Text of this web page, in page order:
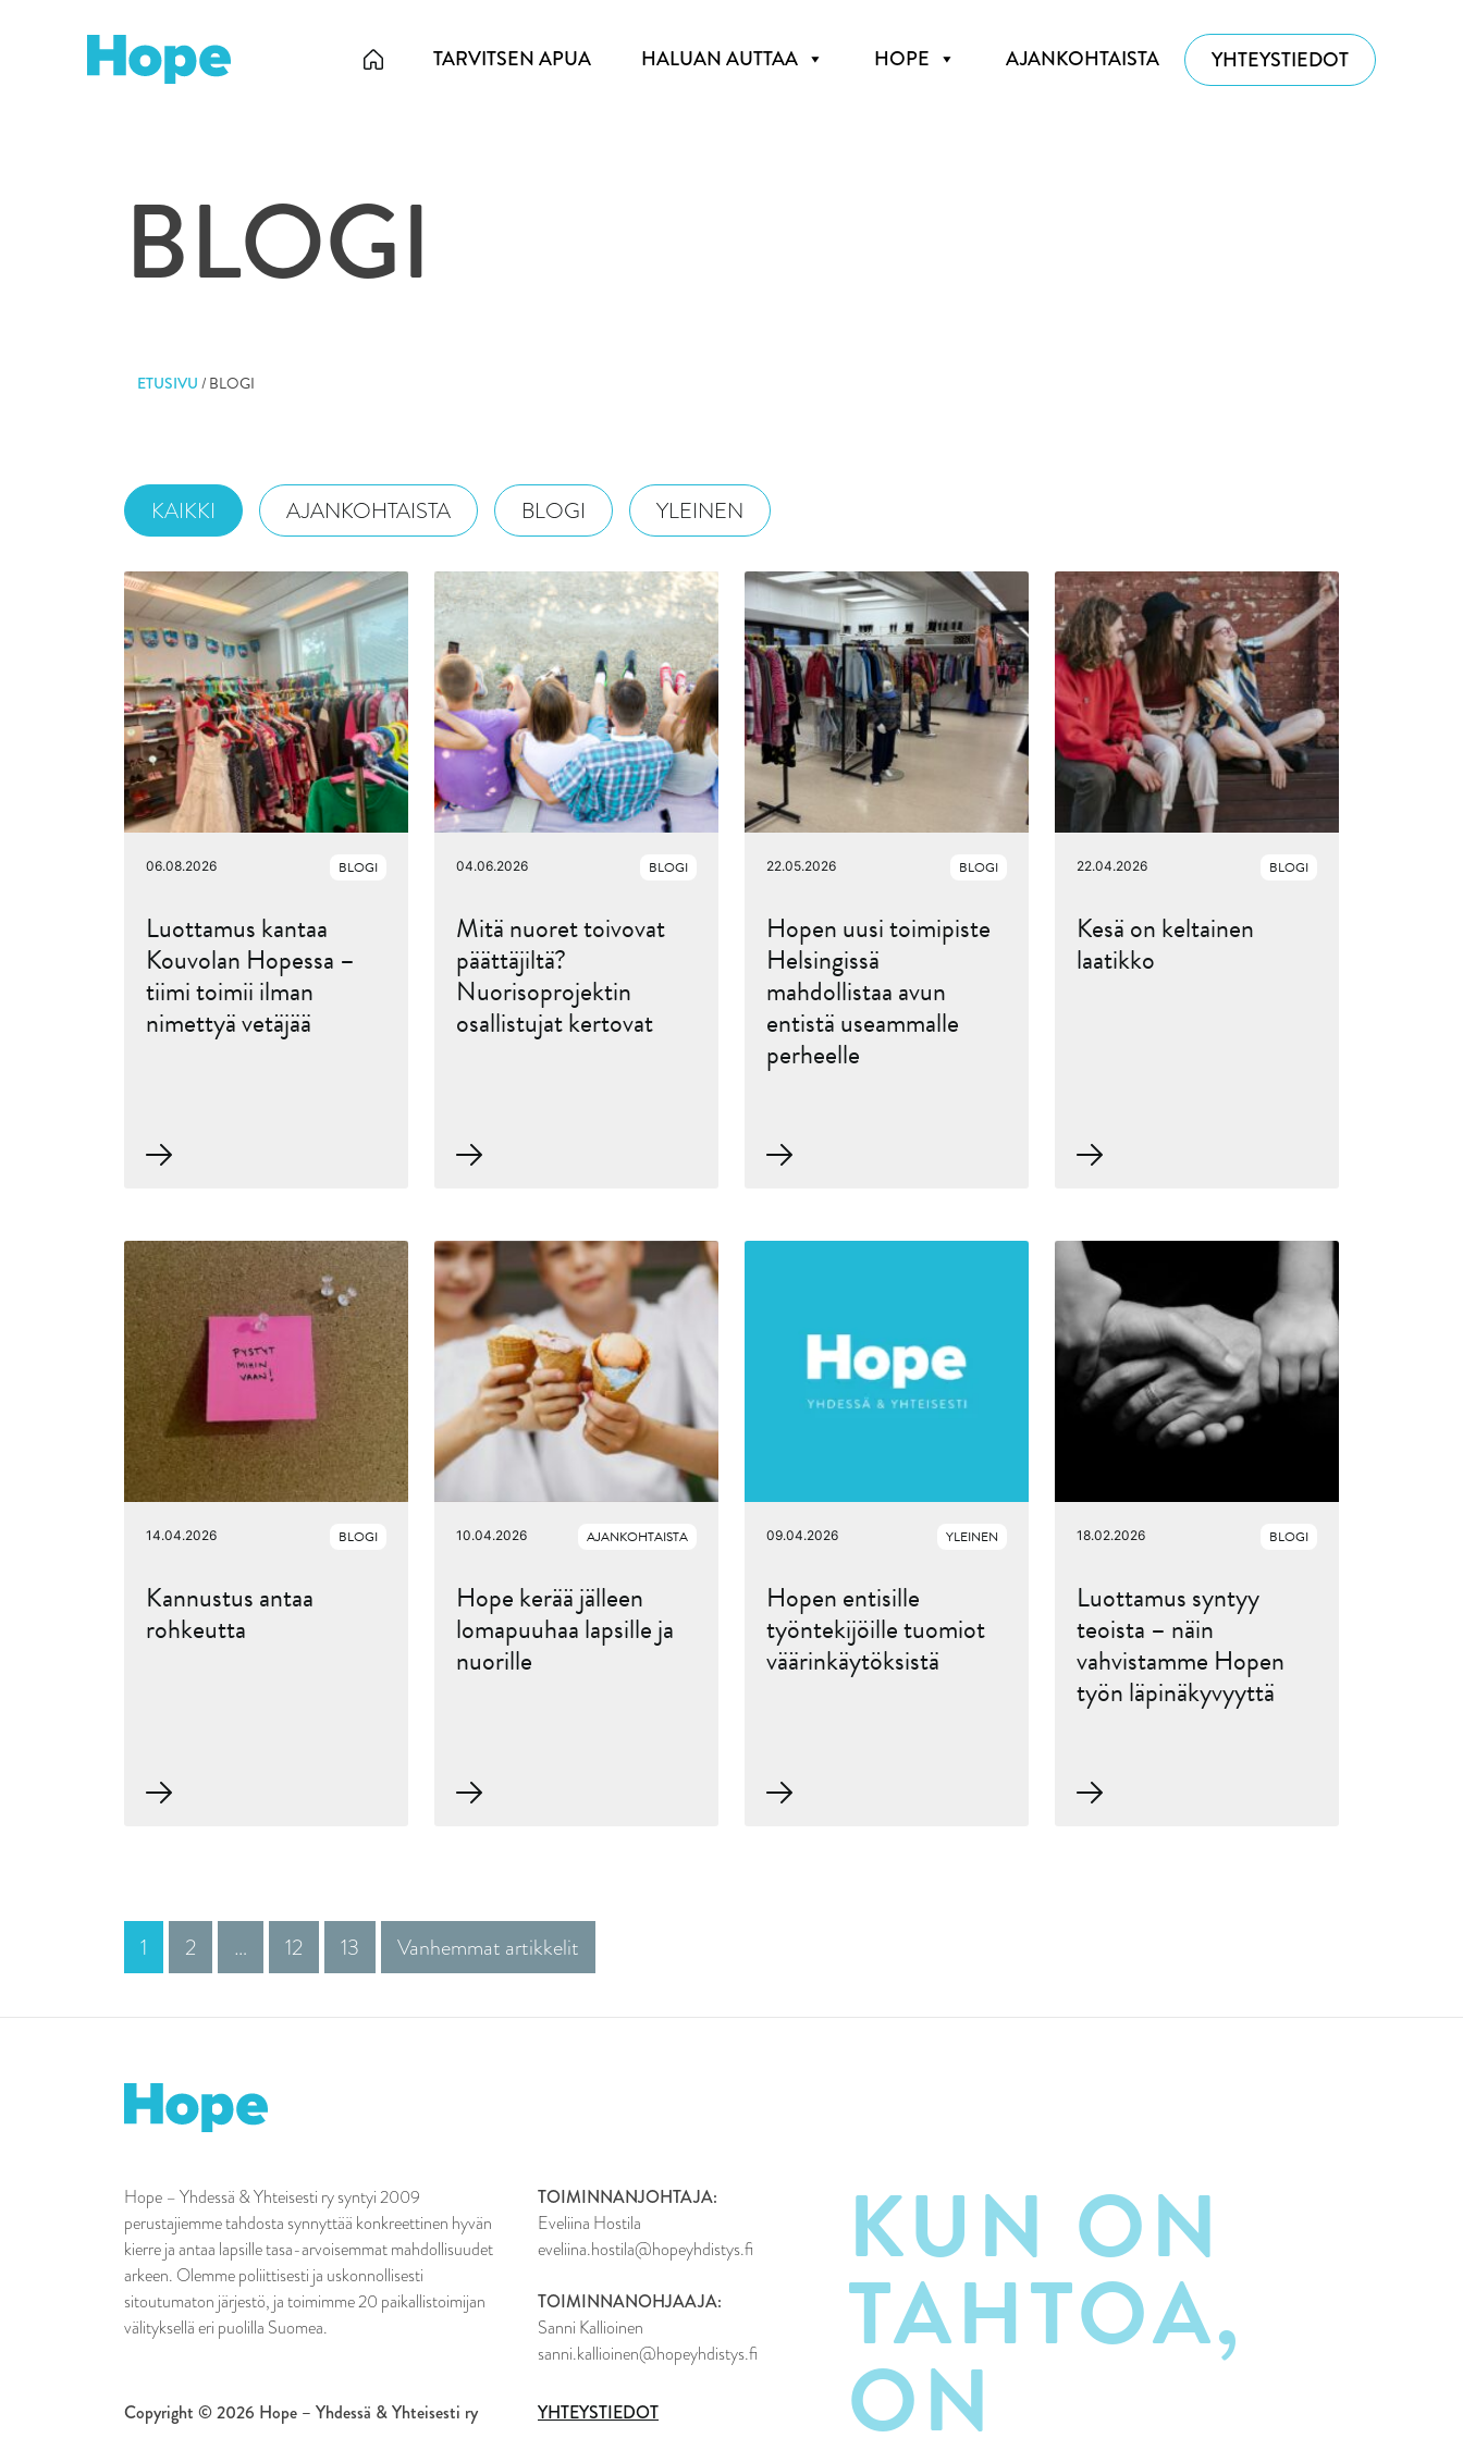
TARVITSEN APUA HALUAN AUTTAA HOPE AJANKOHTAISTA YHTEYSTIEDOT
BLOGI
ETUSIVU /BLOGI
KAIKKI AJANKOHTAISTA BLOGI YLEINEN
06.08.2026 BLOGI
Luottamus kantaa
Kouvolan Hopessa –
tiimi toimii ilman
nimettyä vetäjää
04.06.2026 BLOGI
Mitä nuoret toivovat
päättäjiltä?
Nuorisoprojektin
osallistujat kertovat
22.05.2026 BLOGI
Hopen uusi toimipiste
Helsingissä
mahdollistaa avun
entistä useammalle
perheelle
22.04.2026 BLOGI
Kesä on keltainen
laatikko
14.04.2026 BLOGI
Kannustus antaa
rohkeutta
10.04.2026 AJANKOHTAISTA
Hope kerää jälleen
lomapuuhaa lapsille ja
nuorille
09.04.2026 YLEINEN
Hopen entisille
työntekijöille tuomiot
väärinkäytöksistä
18.02.2026 BLOGI
Luottamus syntyy
teoista – näin
vahvistamme Hopen
työn läpinäkyvyyttä
1 2 … 12 13 Vanhemmat artikkelit
Hope – Yhdessä & Yhteisesti ry syntyi 2009
perustajiemme tahdosta synnyttää konkreettinen hyvän
kierre ja antaa lapsille tasa-arvoisemmat mahdollisuudet
arkeen. Olemme poliittisesti ja uskonnollisesti
sitoutumaton järjestö, ja toimimme 20 paikallistoimijan
välityksellä eri puolilla Suomea.
Copyright © 2026 Hope – Yhdessä & Yhteisesti ry
TOIMINNANJOHTAJA:
Eveliina Hostila
eveliina.hostila@hopeyhdistys.fi
TOIMINNANOHJAAJA:
Sanni Kallioinen
sanni.kallioinen@hopeyhdistys.fi
YHTEYSTIEDOT
KUN ON
TAHTOA,
ON